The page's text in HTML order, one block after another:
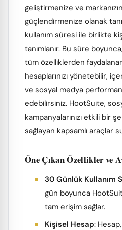
geliştirmenize ve
güçlendirmenize olanak
kullanım süresi ile birlikte
tanımlanır. Bu süre
tüm özelliklerden
hesaplarınızı yönetebilir,
ve sosyal medya
edebilirsiniz. HootSuite,
kampanyalarınızı etkili bir
sağlayan kapsamlı araçlar
Öne Çıkan Özellikler ve
30 Günlük Kullanım
gün boyunca
tam erişim sağlar.
Kişisel Hesap: